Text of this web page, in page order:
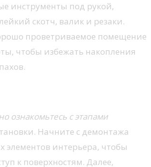
инструменты под рукой,
скотч, валик и резаки.
проветриваемое помещение
чтобы избежать накопления
ознакомьтесь с этапами
Начните с демонтажа
элементов интерьера, чтобы
к поверхностям. Далее,